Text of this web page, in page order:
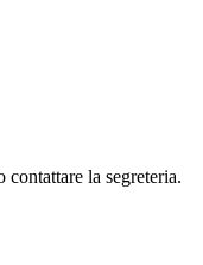
la segreteria.